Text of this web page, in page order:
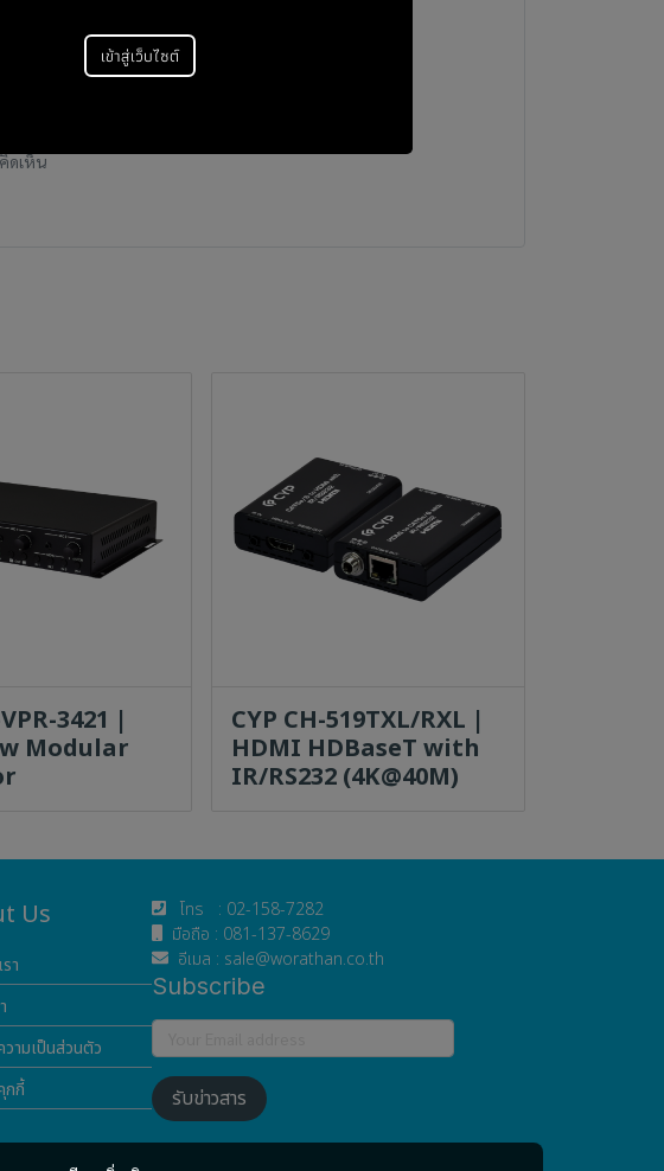
ดเห็น
3421 |
Modular
CYP CH-519TXL/RXL |
HDMI HDBaseT with
IR/RS232 (4K@40M)
Us
า
วามเป็นส่วนตัว
กกี้
โทร : 02-158-7282
มือถือ : 081-137-8629
อีเมล : sale@worathan.co.th
Subscribe
รับข่าวสาร
เข้าสู่เว็บไซต์